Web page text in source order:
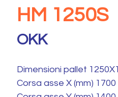
HM 1250S
OKK
Dimensioni pallet
Corsa asse X (mm) 1700